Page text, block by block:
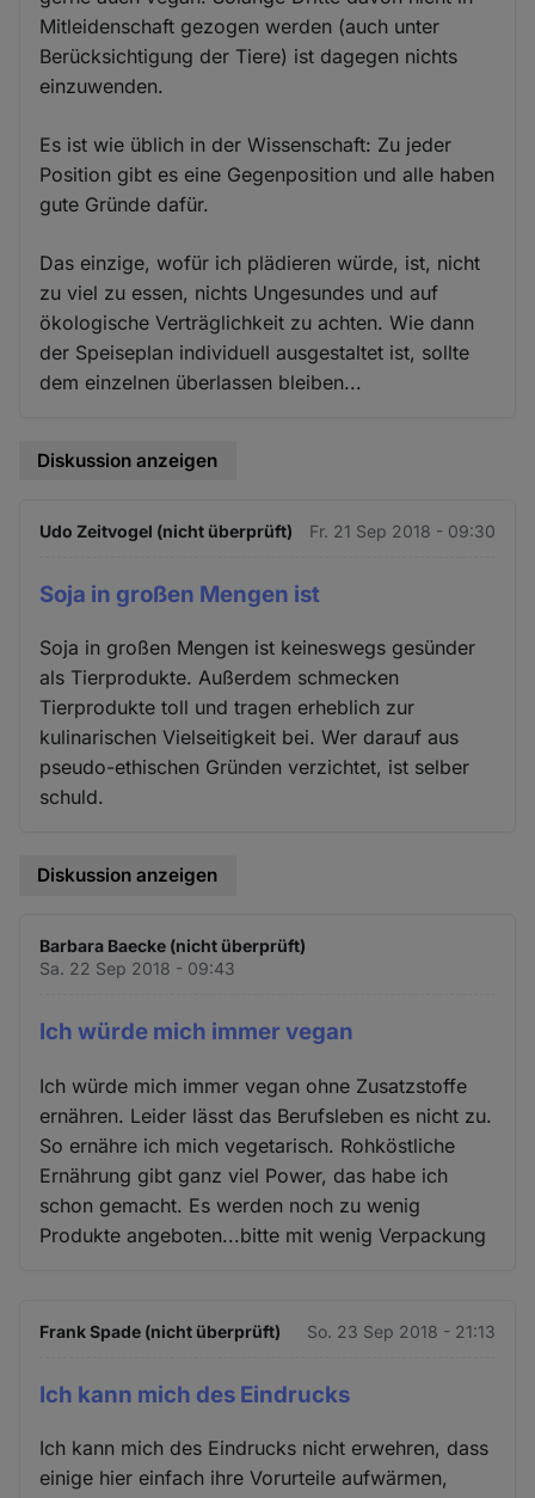
Mitleidenschaft gezogen werden (auch unter
Berücksichtigung der Tiere) ist dagegen nichts
einzuwenden.
Es ist wie üblich in der Wissenschaft: Zu jeder
Position gibt es eine Gegenposition und alle haben
gute Gründe dafür.
Das einzige, wofür ich plädieren würde, ist, nicht
zu viel zu essen, nichts Ungesundes und auf
ökologische Verträglichkeit zu achten. Wie dann
der Speiseplan individuell ausgestaltet ist, sollte
dem einzelnen überlassen bleiben...
Diskussion anzeigen
Udo Zeitvogel (nicht überprüft) Fr. 21 Sep 2018 - 09:30
Soja in großen Mengen ist
Soja in großen Mengen ist keineswegs gesünder
als Tierprodukte. Außerdem schmecken
Tierprodukte toll und tragen erheblich zur
kulinarischen Vielseitigkeit bei. Wer darauf aus
pseudo-ethischen Gründen verzichtet, ist selber
schuld.
Diskussion anzeigen
Barbara Baecke (nicht überprüft)
Sa. 22 Sep 2018 - 09:43
Ich würde mich immer vegan
Ich würde mich immer vegan ohne Zusatzstoffe
ernähren. Leider lässt das Berufsleben es nicht zu.
So ernähre ich mich vegetarisch. Rohköstliche
Ernährung gibt ganz viel Power, das habe ich
schon gemacht. Es werden noch zu wenig
Produkte angeboten...bitte mit wenig Verpackung
Frank Spade (nicht überprüft) So. 23 Sep 2018 - 21:13
Ich kann mich des Eindrucks
Ich kann mich des Eindrucks nicht erwehren, dass
einige hier einfach ihre Vorurteile aufwärmen,